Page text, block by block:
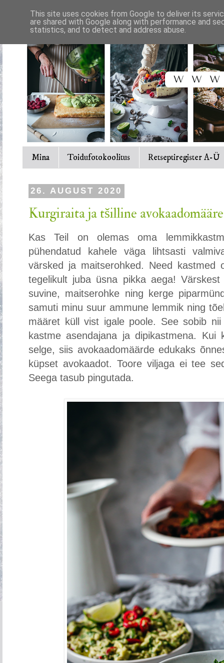
Mina Toidufotokoolitus Retseptiregister A-Ü
26. AUGUST 2020
Kurgiraita ja tšilline avokaadomääre
Kas Teil on olemas oma
pühendatud kahele väga lihtsasti
värsked ja maitserohked. Need kastmed
tegelikult juba üsna pikka aega!
suvine, maitserohke ning kerge
samuti minu suur ammune lemmik ning
määret küll vist igale poole. See sobib nii
kastme asendajana ja dipikastmena.
selge, siis avokaadomäärde edukaks
küpset avokaadot. Toore viljaga ei tee
Seega tasub pingutada.
This site uses cookies from Google to deliver its
are shared with Google along with performance and
statistics, and to detect and address abuse.